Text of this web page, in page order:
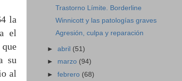
la
el
su
al
Trastorno Límite. Borderline
Winnicott y las patologías graves
Agresión, culpa y reparación
►abril (51)
► marzo (94)
►febrero (68)